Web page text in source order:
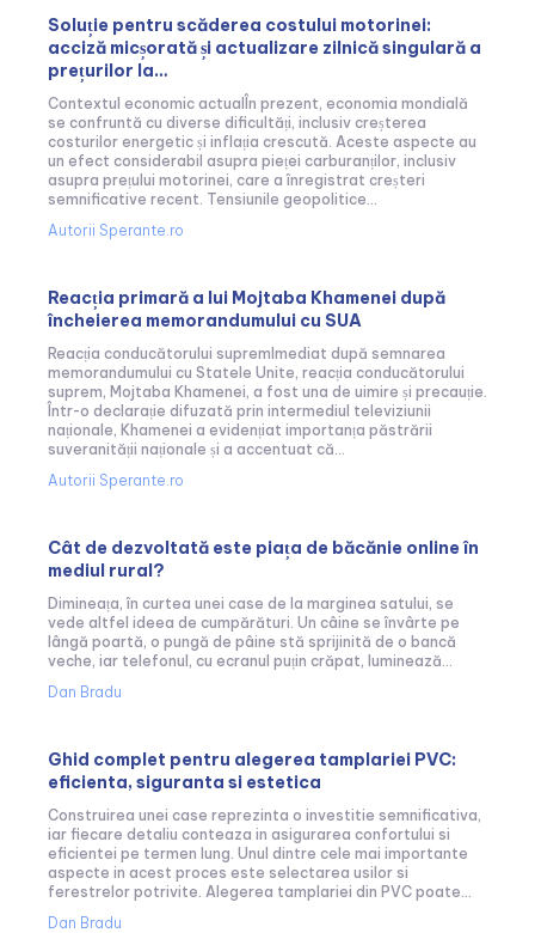
Soluție pentru scăderea costului motorinei:
acciză micșorată și actualizare zilnică singulară a
prețurilor la…
Contextul economic actualÎn prezent, economia mondială
se confruntă cu diverse dificultăți, inclusiv creșterea
costurilor energetic și inflația crescută. Aceste aspecte au
un efect considerabil asupra pieței carburanților, inclusiv
asupra prețului motorinei, care a înregistrat creșteri
semnificative recent. Tensiunile geopolitice...
Autorii Sperante.ro
Reacția primară a lui Mojtaba Khamenei după
încheierea memorandumului cu SUA
Reacția conducătorului supremImediat după semnarea
memorandumului cu Statele Unite, reacția conducătorului
suprem, Mojtaba Khamenei, a fost una de uimire și precauție.
Într-o declarație difuzată prin intermediul televiziunii
naționale, Khamenei a evidențiat importanța păstrării
suveranității naționale și a accentuat că...
Autorii Sperante.ro
Cât de dezvoltată este piața de băcănie online în
mediul rural?
Dimineața, în curtea unei case de la marginea satului, se
vede altfel ideea de cumpărături. Un câine se învârte pe
lângă poartă, o pungă de pâine stă sprijinită de o bancă
veche, iar telefonul, cu ecranul puțin crăpat, luminează...
Dan Bradu
Ghid complet pentru alegerea tamplariei PVC:
eficienta, siguranta si estetica
Construirea unei case reprezinta o investitie semnificativa,
iar fiecare detaliu conteaza in asigurarea confortului si
eficientei pe termen lung. Unul dintre cele mai importante
aspecte in acest proces este selectarea usilor si
ferestrelor potrivite. Alegerea tamplariei din PVC poate...
Dan Bradu